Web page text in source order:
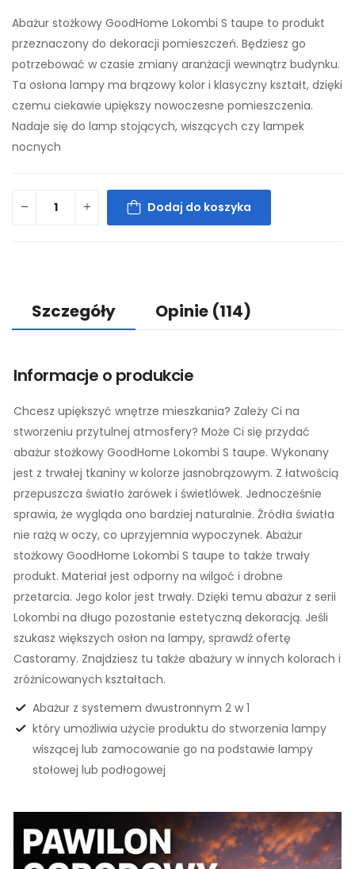
Abażur stożkowy GoodHome Lokombi S taupe to produkt
przeznaczony do dekoracji pomieszczeń. Będziesz go
potrzebować w czasie zmiany aranżacji wewnątrz budynku.
Ta osłona lampy ma brązowy kolor i klasyczny kształt, dzięki
czemu ciekawie upiększy nowoczesne pomieszczenia.
Nadaje się do lamp stojących, wiszących czy lampek
nocnych
Dodaj do koszyka
Szczegóły Opinie (114)
Informacje o produkcie
Chcesz upiększyć wnętrze mieszkania? Zależy Ci na
stworzeniu przytulnej atmosfery? Może Ci się przydać
abażur stożkowy GoodHome Lokombi S taupe. Wykonany
jest z trwałej tkaniny w kolorze jasnobrązowym. Z łatwością
przepuszcza światło żarówek i świetlówek. Jednocześnie
sprawia, że wygląda ono bardziej naturalnie. Źródła światła
nie rażą w oczy, co uprzyjemnia wypoczynek. Abażur
stożkowy GoodHome Lokombi S taupe to także trwały
produkt. Materiał jest odporny na wilgoć i drobne
przetarcia. Jego kolor jest trwały. Dzięki temu abażur z serii
Lokombi na długo pozostanie estetyczną dekoracją. Jeśli
szukasz większych osłon na lampy, sprawdź ofertę
Castoramy. Znajdziesz tu także abażury w innych kolorach i
zróżnicowanych kształtach.
Abażur z systemem dwustronnym 2 w 1
który umożliwia użycie produktu do stworzenia lampy
wiszącej lub zamocowanie go na podstawie lampy
stołowej lub podłogowej